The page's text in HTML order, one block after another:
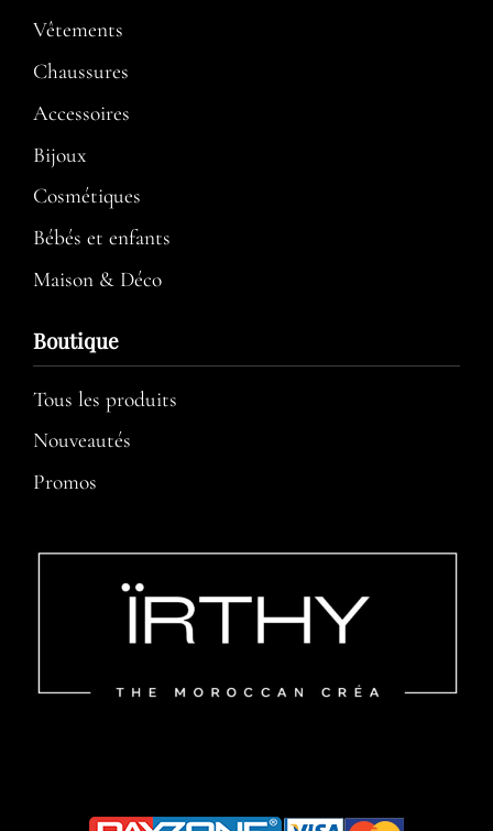
Vêtements
Chaussures
Accessoires
Bijoux
Cosmétiques
Bébés et enfants
Maison & Déco
Boutique
Tous les produits
Nouveautés
Promos